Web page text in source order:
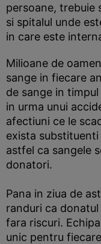
persoane, trebuie
si spitalul unde
in care este
Milioane de
sange in fiecare
de sange in
in urma unui
afectiuni ce le
exista
astfel ca sangele
donatori.
Pana in ziua de
randuri ca
fara riscuri.
unic pentru